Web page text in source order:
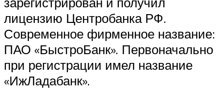
лицензию Центробанка РФ.
Современное фирменное название:
ПАО «БыстроБанк». Первоначально
при регистрации имел название
«ИжЛадабанк».